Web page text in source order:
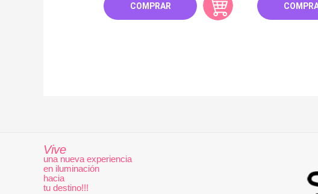
COMPRAR
Vive
una nueva experiencia
en iluminación
hacia
tu destino!!!